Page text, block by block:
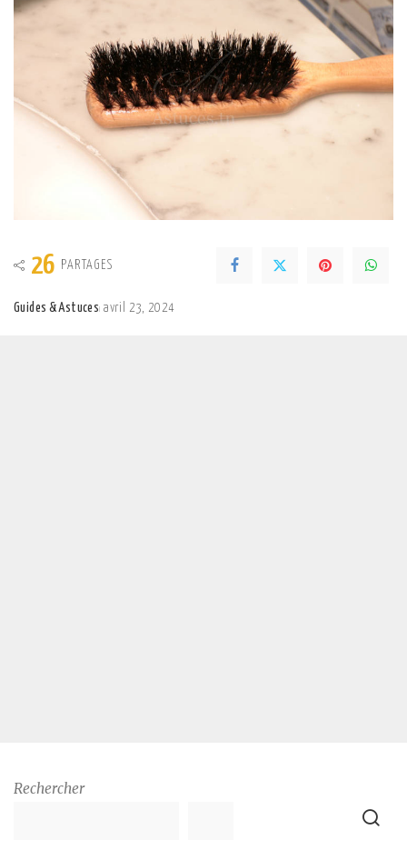
26 PARTAGES
Guides & Astuces avril 23, 2024
Rechercher